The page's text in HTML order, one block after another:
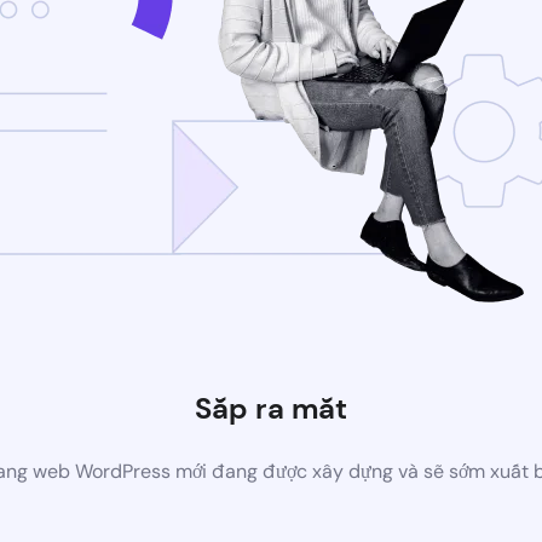
Sắp ra mắt
web WordPress mới đang được xây dựng và sẽ sớm xuất